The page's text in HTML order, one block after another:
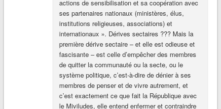
actions de sensibilisation et sa coopération avec
ses partenaires nationaux (ministères, élus,
institutions religieuses, associations) et
internationaux ». Dérives sectaires ??? Mais la
première dérive sectaire – et elle est odieuse et
fascisante – est celle d’empêcher des membres
de quitter la communauté ou la secte, ou le
système politique, c’est-à-dire de dénier à ses
membres de penser et de vivre autrement, et
c’est exactement ce que fait la République avec
le Miviludes, elle entend enfermer et contraindre